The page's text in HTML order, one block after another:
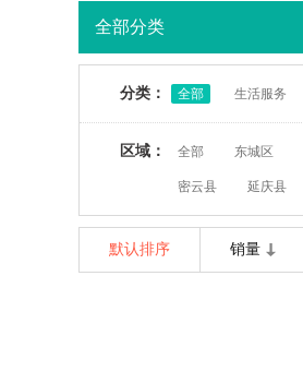
全部分类
分类： 全部 生活服务
区域： 全部 东城区
密云县 延庆县
默认排序 销量